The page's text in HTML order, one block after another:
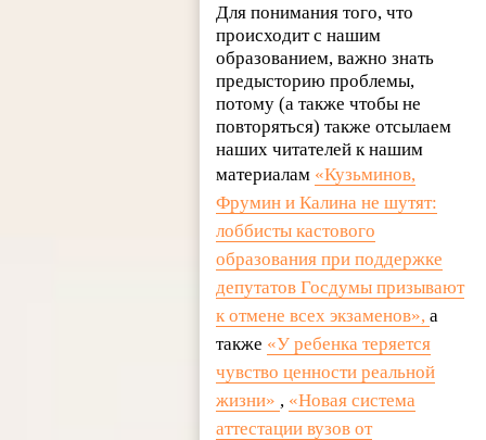
Для понимания того, что
происходит с нашим
образованием, важно знать
предысторию проблемы,
потому (а также чтобы не
повторяться) также отсылаем
наших читателей к нашим
материалам «Кузьминов,
Фрумин и Калина не шутят:
лоббисты кастового
образования при поддержке
депутатов Госдумы призывают
к отмене всех экзаменов»,а
также «У ребенка теряется
чувство ценности реальной
жизни» , «Новая система
аттестации вузов от